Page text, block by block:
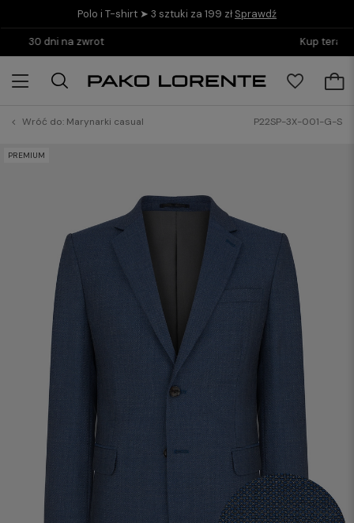
Polo i T-shirt ➤ 3 sztuki za 199 zł Sprawdź
Kup teraz i zapłać do 30 dni z PayPo
Wróć do: Marynarki casual P22SP-3X-001-G-S
PREMIUM